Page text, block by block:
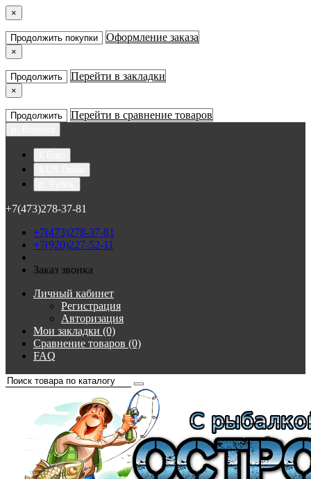
×
Продолжить покупки Оформление заказа
×
Продолжить Перейти в закладки
×
Продолжить Перейти в сравнение товаров
+7(473)278-37-81
+7(473)278-37-81
+7(920)227-52-11
Заказ звонка
Личный кабинет
Регистрация
Авторизация
Мои закладки (0)
Сравнение товаров (0)
FAQ